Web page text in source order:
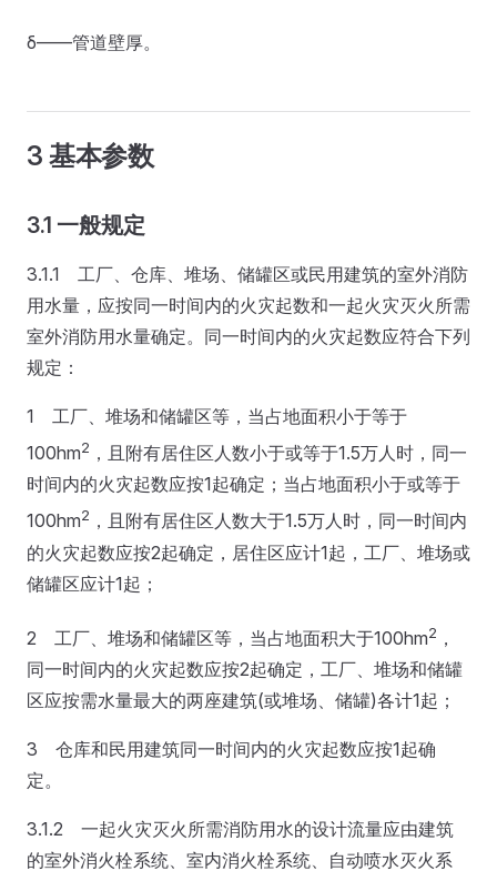
δ——管道壁厚。
3 基本参数
3.1 一般规定
3.1.1 工厂、仓库、堆场、储罐区或民用建筑的室外消防
用水量，应按同一时间内的火灾起数和一起火灾灭火所需
室外消防用水量确定。同一时间内的火灾起数应符合下列
规定：
1 工厂、堆场和储罐区等，当占地面积小于等于
100hm2 ，且附有居住区人数小于或等于1.5万人时，同一
时间内的火灾起数应按1起确定；当占地面积小于或等于
100hm2 ，且附有居住区人数大于1.5万人时，同一时间内
的火灾起数应按2起确定，居住区应计1起，工厂、堆场或
储罐区应计1起；
2 工厂、堆场和储罐区等，当占地面积大于100hm2 ，
同一时间内的火灾起数应按2起确定，工厂、堆场和储罐
区应按需水量最大的两座建筑(或堆场、储罐)各计1起；
3 仓库和民用建筑同一时间内的火灾起数应按1起确
定。
3.1.2 一起火灾灭火所需消防用水的设计流量应由建筑
的室外消火栓系统、室内消火栓系统、自动喷水灭火系